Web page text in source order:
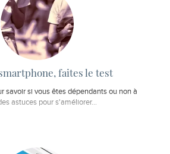
faites le test
savoir si vous êtes dépendants ou non à
astuces pour s'améliorer...